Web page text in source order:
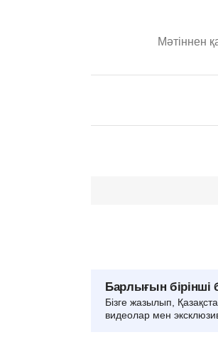
Мәтіннен
Барлығын
Бізге жазылып,
видеолар мен